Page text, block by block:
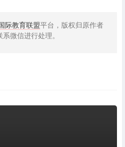
国际教育联盟平台，版权归原作者
微信进行处理。